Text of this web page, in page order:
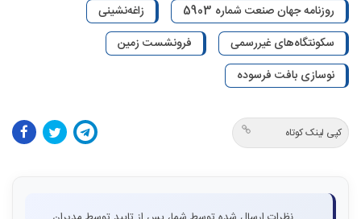
روزنامه جهان صنعت شماره 5903
زاغه‌نشینی
سکونتگاه‌های غیررسمی
فرونشست زمین
نوسازی بافت فرسوده
کپی لینک کوتاه